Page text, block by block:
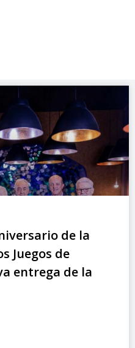
de la
Juegos de
entrega de la